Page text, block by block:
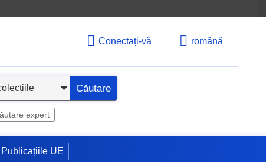
Conectați-vă română
Căutare
expert
Publicațiile UE